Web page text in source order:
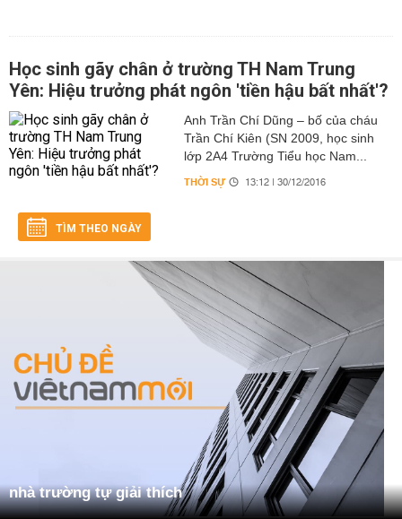
Học sinh gãy chân ở trường TH Nam Trung
Yên: Hiệu trưởng phát ngôn 'tiền hậu bất nhất'?
Anh Trần Chí Dũng – bố của cháu
Trần Chí Kiên (SN 2009, học sinh
lớp 2A4 Trường Tiểu học Nam...
THỜI SỰ 13:12 | 30/12/2016
TÌM THEO NGÀY
nhà trường tự giải thích